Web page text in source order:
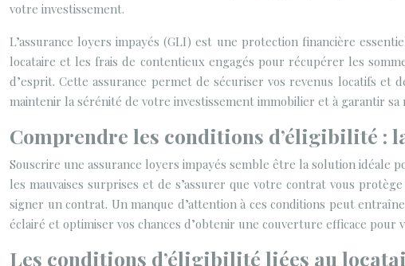
votre investissement.
L’assurance loyers impayés (GLI) est une protection financière
locataire et les frais de contentieux engagés pour récupérer les
d’esprit. Cette assurance permet de sécuriser vos revenus locatifs et
maintenir la sérénité de votre investissement immobilier et à garantir
Comprendre les conditions d’éligibilité :
Souscrire une assurance loyers impayés semble être la solution idéale
les mauvaises surprises et de s’assurer que votre contrat vous
signer un contrat. Un manque d’attention à ces conditions peut
éclairé et optimiser vos chances d’obtenir une couverture efficace pour
Les conditions d’éligibilité liées au